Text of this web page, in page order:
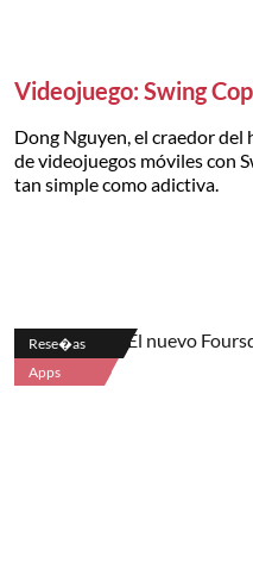
Videojuego: Swing
Dong Nguyen, el craedor del
de videojuegos móviles con
tan simple como adictiva.
Rese�as
Apps